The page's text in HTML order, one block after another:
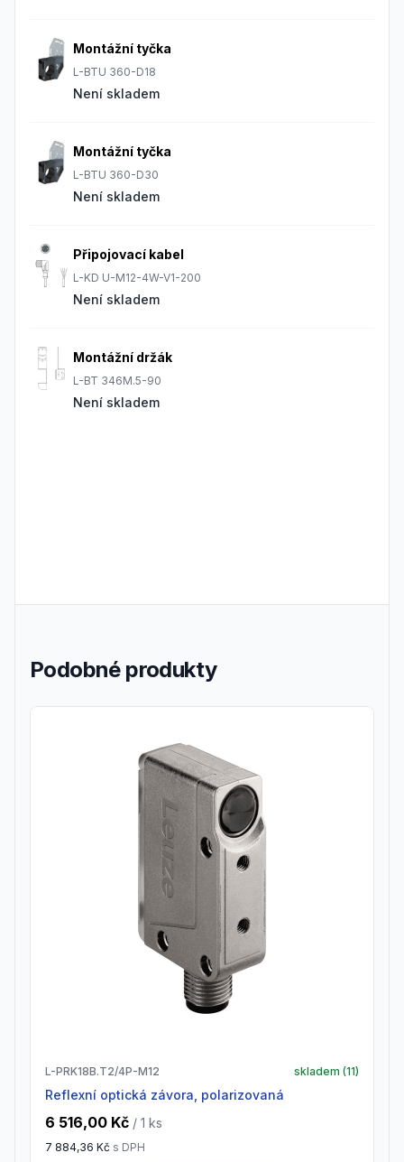
Montážní tyčka
L-BTU 360-D18
Není skladem
Montážní tyčka
L-BTU 360-D30
Není skladem
Připojovací kabel
L-KD U-M12-4W-V1-200
Není skladem
Montážní držák
L-BT 346M.5-90
Není skladem
Podobné produkty
L-PRK18B.T2/4P-M12 skladem (11)
Reflexní optická závora, polarizovaná
6 516,00 Kč / 1 ks
7 884,36 Kč s DPH